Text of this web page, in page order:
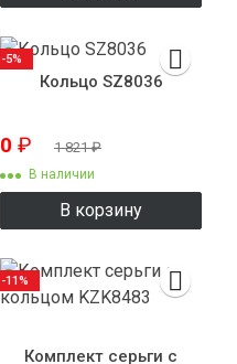
Кольцо SZ8036
0 ₽ 1 821₽
В наличии
В корзину
-5%
Комплект серьги с
-11%